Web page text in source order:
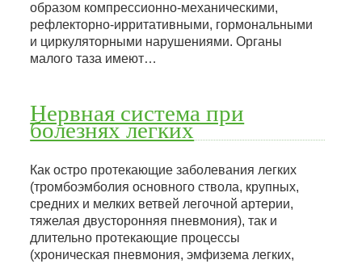
образом компрессионно-механическими,
рефлекторно-ирритативными, гормональными
и циркуляторными нарушениями. Органы
малого таза имеют…
Нервная система при
болезнях легких
Как остро протекающие заболевания легких
(тромбоэмболия основного ствола, крупных,
средних и мелких ветвей легочной артерии,
тяжелая двусторонняя пневмония), так и
длительно протекающие процессы
(хроническая пневмония, эмфизема легких,